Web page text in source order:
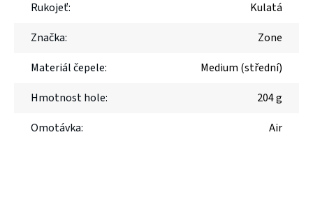
Rukojeť:
Kulatá
Značka:
Zone
Materiál čepele:
Medium (střední)
Hmotnost hole:
204 g
Omotávka: Air